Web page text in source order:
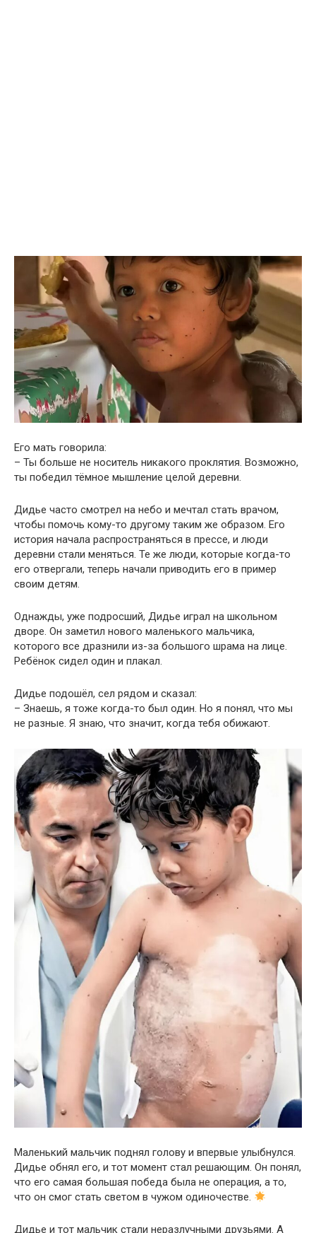
Его мать говорила:
– Ты больше не носитель никакого проклятия. Возможно,
ты победил тёмное мышление целой деревни.
Дидье часто смотрел на небо и мечтал стать врачом,
чтобы помочь кому-то другому таким же образом. Его
история начала распространяться в прессе, и люди
деревни стали меняться. Те же люди, которые когда-то
его отвергали, теперь начали приводить его в пример
своим детям.
Однажды, уже подросший, Дидье играл на школьном
дворе. Он заметил нового маленького мальчика,
которого все дразнили из-за большого шрама на лице.
Ребёнок сидел один и плакал.
Дидье подошёл, сел рядом и сказал:
– Знаешь, я тоже когда-то был один. Но я понял, что мы
не разные. Я знаю, что значит, когда тебя обижают.
Маленький мальчик поднял голову и впервые улыбнулся.
Дидье обнял его, и тот момент стал решающим. Он понял,
что его самая большая победа была не операция, а то,
что он смог стать светом в чужом одиночестве.
Дидье и тот мальчик стали неразлучными друзьями. А